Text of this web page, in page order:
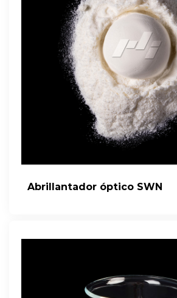
Abrillantador óptico SWN